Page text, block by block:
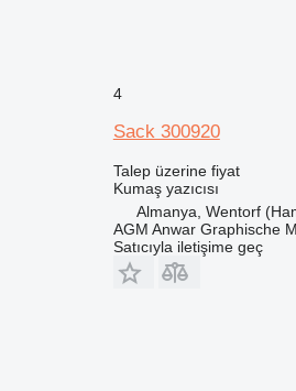
4
Sack 300920
Talep üzerine fiyat
Kumaş yazıcısı
Almanya, Wentorf
AGM Anwar Graphische
Satıcıyla iletişime geç